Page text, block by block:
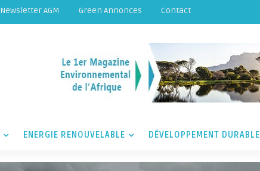
Newsletter AGM Green Annonces Contact
ENERGIE RENOUVELABLE DÉVELOPPEMENT DURABLE